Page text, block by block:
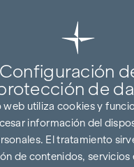
Configuración
de
web utiliza cookies y
información del
El tratamiento
de contenidos, servicios